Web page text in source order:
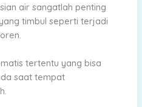
air sangatlah penting
timbul seperti terjadi
tertentu yang bisa
saat tempat